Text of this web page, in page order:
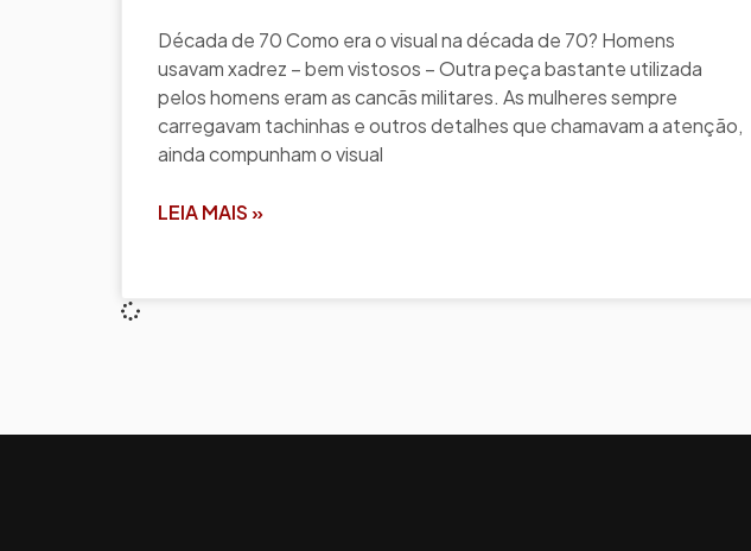
Década de 70 Como era o visual na década de 70? Homens
usavam xadrez – bem vistosos – Outra peça bastante utilizada
pelos homens eram as cancãs militares. As mulheres sempre
carregavam tachinhas e outros detalhes que chamavam a atenção,
ainda compunham o visual
LEIA MAIS »